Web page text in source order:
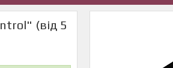
(від 5